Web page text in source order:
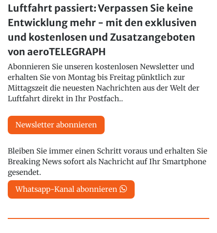
Luftfahrt passiert: Verpassen Sie keine
Entwicklung mehr - mit den exklusiven
und kostenlosen und Zusatzangeboten
von aeroTELEGRAPH
Abonnieren Sie unseren kostenlosen Newsletter und
erhalten Sie von Montag bis Freitag pünktlich zur
Mittagszeit die neuesten Nachrichten aus der Welt der
Luftfahrt direkt in Ihr Postfach..
Newsletter abonnieren
Bleiben Sie immer einen Schritt voraus und erhalten Sie
Breaking News sofort als Nachricht auf Ihr Smartphone
gesendet.
Whatsapp-Kanal abonnieren